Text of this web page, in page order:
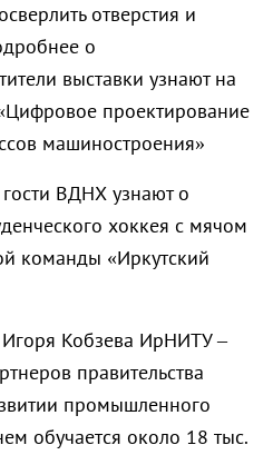
отверстия и
о
выставки узнают на
проектирование
машиностроения»
ВДНХ узнают о
хоккея с мячом
команды «Иркутский
Кобзева ИрНИТУ –
правительства
промышленного
обучается около 18 тыс.